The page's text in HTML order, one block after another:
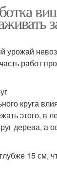
урожай
работ
круга
этого, в
дерева, а
15 см,